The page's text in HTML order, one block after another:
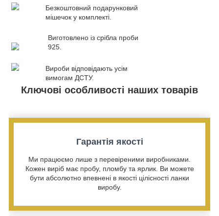
Безкоштовний подарунковий
мішечок у комплекті.
Виготовлено із срібла проби
925.
Вироби відповідають усім
вимогам ДСТУ.
Ключові особливості наших товарів
Гарантія якості
Ми працюємо лише з перевіреними виробниками.
Кожен виріб має пробу, пломбу та ярлик. Ви можете
бути абсолютно впевнені в якості цілісності ланки
виробу.